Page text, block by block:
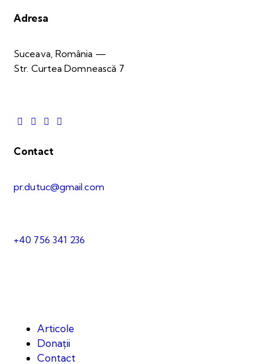
Adresa
Suceava, România —
Str. Curtea Domnească 7
Contact
pr.dutuc@gmail.com
+40 756 341 236
Articole
Donații
Contact